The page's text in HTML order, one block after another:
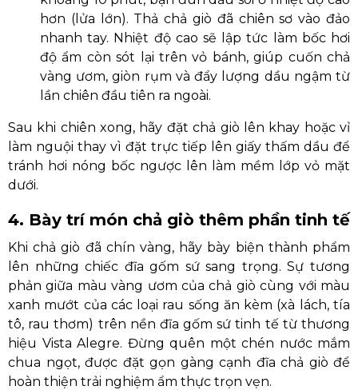
hơn (lửa lớn). Thả chả giò đã chiên sơ vào đảo
nhanh tay. Nhiệt độ cao sẽ lập tức làm bốc hơi
độ ẩm còn sót lại trên vỏ bánh, giúp cuốn chả
vàng ươm, giòn rụm và đẩy lượng dầu ngậm từ
lần chiên đầu tiên ra ngoài.
Sau khi chiên xong, hãy đặt chả giò lên khay hoặc vỉ
làm nguội thay vì đặt trực tiếp lên giấy thấm dầu để
tránh hơi nóng bốc ngược lên làm mềm lớp vỏ mặt
dưới.
4. Bày trí món chả giò thêm phần tinh tế
Khi chả giò đã chín vàng, hãy bày biện thành phẩm
lên những chiếc đĩa gốm sứ sang trọng. Sự tương
phản giữa màu vàng ươm của chả giò cùng với màu
xanh mướt của các loại rau sống ăn kèm (xà lách, tía
tô, rau thơm) trên nền đĩa gốm sứ tinh tế từ thương
hiệu Vista Alegre. Đừng quên một chén nước mắm
chua ngọt, được đặt gọn gàng cạnh đĩa chả giò để
hoàn thiện trải nghiệm ẩm thực trọn vẹn.